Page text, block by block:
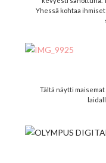
Yhessä kohtaa
Tältä näytti